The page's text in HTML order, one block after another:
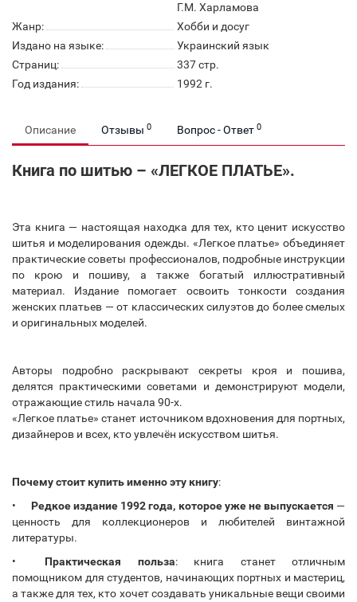
Г.М. Харламова
Жанр:
Хобби и досуг
Издано на языке:
Украинский язык
Страниц:
337 стр.
Год издания:
1992 г.
Описание Отзывы 0 Вопрос - Ответ 0
Книга по шитью – «ЛЕГКОЕ ПЛАТЬЕ».
Эта книга — настоящая находка для тех, кто ценит искусство
шитья и моделирования одежды. «Легкое платье» объединяет
практические советы профессионалов, подробные инструкции
по крою и пошиву, а также богатый иллюстративный
материал. Издание помогает освоить тонкости создания
женских платьев — от классических силуэтов до более смелых
и оригинальных моделей.
Авторы подробно раскрывают секреты кроя и пошива,
делятся практическими советами и демонстрируют модели,
отражающие стиль начала 90-х.
«Легкое платье» станет источником вдохновения для портных,
дизайнеров и всех, кто увлечён искусством шитья.
Почему стоит купить именно эту книгу:
•
Редкое издание 1992 года, которое уже не выпускается —
ценность для коллекционеров и любителей винтажной
литературы.
•
Практическая польза: книга станет отличным
помощником для студентов, начинающих портных и мастериц,
а также для тех, кто хочет создавать уникальные вещи своими